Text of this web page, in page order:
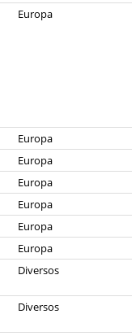
Europa
Europa
Europa
Europa
Europa
Europa
Europa
Diversos
Diversos